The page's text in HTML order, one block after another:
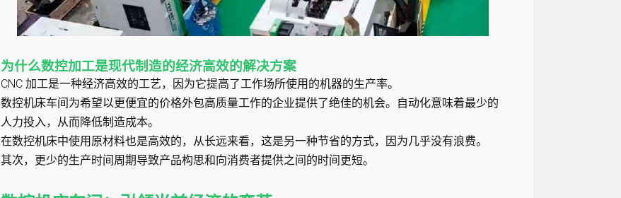
为什么数控加工是现代制造的经济高效的解决方案
CNC 加工是一种经济高效的工艺，因为它提高了工作场所使用的机器的生产率。
数控机床车间为希望以更便宜的价格外包高质量工作的企业提供了绝佳的机会。自动化意味着最少的
人力投入，从而降低制造成本。
在数控机床中使用原材料也是高效的，从长远来看，这是另一种节省的方式，因为几乎没有浪费。
其次，更少的生产时间周期导致产品构思和向消费者提供之间的时间更短。